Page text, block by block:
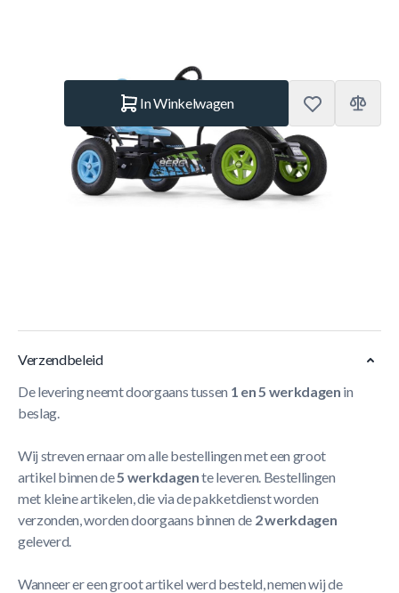
In Winkelwagen
Korte Beschrijving
Verzendbeleid
De levering neemt doorgaans tussen 1 en 5 werkdagen in
beslag.
Wij streven ernaar om alle bestellingen met een groot
artikel binnen de5 werkdagente leveren. Bestellingen
met kleine artikelen, die via de pakketdienst worden
verzonden, worden doorgaans binnen de 2 werkdagen
geleverd.
Wanneer er een groot artikel werd besteld, nemen wij de